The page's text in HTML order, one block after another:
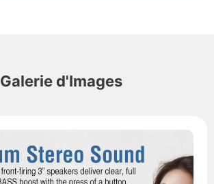
Galerie d'Images